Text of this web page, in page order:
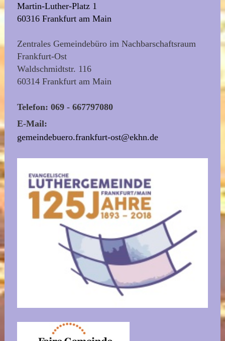
Martin-Luther-Platz 1
60316 Frankfurt am Main
Zentrales Gemeindebüro im Nachbarschaftsraum
Frankfurt-Ost
Waldschmidtstr. 116
60314 Frankfurt am Main
Telefon: 069 - 667797080
E-Mail:
gemeindebuero.frankfurt-ost@ekhn.de